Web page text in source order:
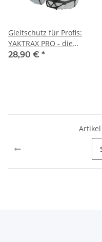
Gleitschutz für Profis:
YAKTRAX PRO - die
Alternative zu normalen
28,90 € *
Artikel